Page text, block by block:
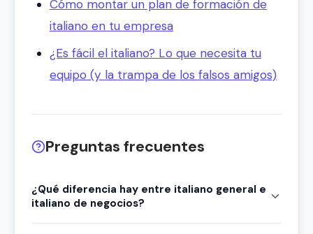
Cómo montar un plan de formación de
italiano en tu empresa
¿Es fácil el italiano? Lo que necesita tu
equipo (y la trampa de los falsos amigos)
Preguntas frecuentes
¿Qué diferencia hay entre italiano general e
italiano de negocios?